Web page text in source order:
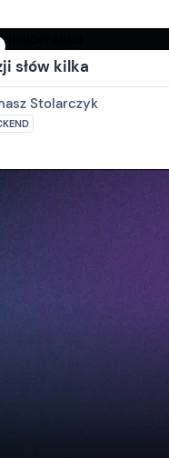
słów kilka
Stolarczyk